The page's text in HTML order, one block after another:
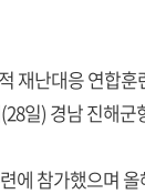
재난대응 연합
일) 경남 진해
에 참가했으며